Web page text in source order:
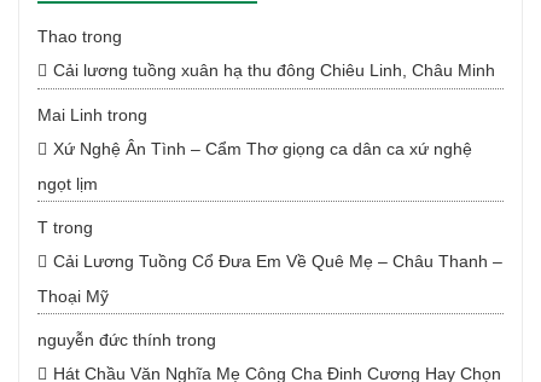
Thao trong
Cải lương tuồng xuân hạ thu đông Chiêu Linh, Châu Minh
Mai Linh trong
Xứ Nghệ Ân Tình – Cẩm Thơ giọng ca dân ca xứ nghệ
ngọt lịm
T trong
Cải Lương Tuồng Cổ Đưa Em Về Quê Mẹ – Châu Thanh –
Thoại Mỹ
nguyễn đức thính trong
Hát Chầu Văn Nghĩa Mẹ Công Cha Đinh Cương Hay Chọn